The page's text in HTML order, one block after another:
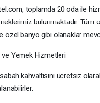
, toplamda 20 oda ile
bulunmaktadır. Tüm
özel banyo gibi olanaklar
Yemek Hizmetleri
kahvaltısını ücretsiz